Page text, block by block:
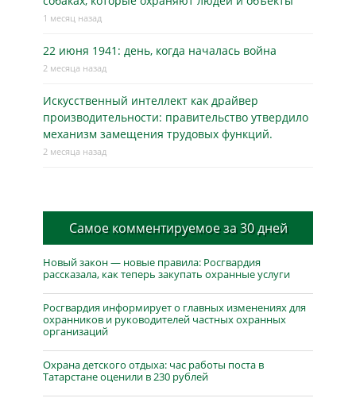
1 месяц назад
22 июня 1941: день, когда началась война
2 месяца назад
Искусственный интеллект как драйвер
производительности: правительство утвердило
механизм замещения трудовых функций.
2 месяца назад
Самое комментируемое за 30 дней
Новый закон — новые правила: Росгвардия
рассказала, как теперь закупать охранные услуги
Росгвардия информирует о главных изменениях для
охранников и руководителей частных охранных
организаций
Охрана детского отдыха: час работы поста в
Татарстане оценили в 230 рублей